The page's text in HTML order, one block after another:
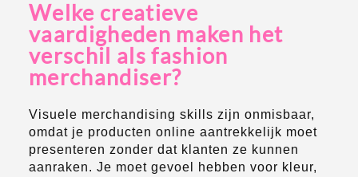
Welke creatieve
vaardigheden maken het
verschil als fashion
merchandiser?
Visuele merchandising skills zijn onmisbaar,
omdat je producten online aantrekkelijk moet
presenteren zonder dat klanten ze kunnen
aanraken. Je moet gevoel hebben voor kleur,